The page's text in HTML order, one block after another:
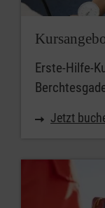
Erste-Hilfe-
Jetzt